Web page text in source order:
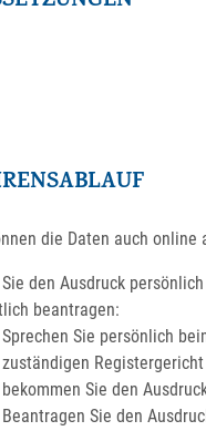
die Daten auch online
den Ausdruck
beantragen:
Sprechen Sie persönlich
zuständigen Registergericht
bekommen Sie den
Beantragen Sie den